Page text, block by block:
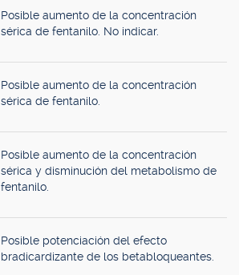
Posible aumento de la concentración
sérica de fentanilo. No indicar.
Posible aumento de la concentración
sérica de fentanilo.
Posible aumento de la concentración
sérica y disminución del metabolismo de
fentanilo.
Posible potenciación del efecto
bradicardizante de los betabloqueantes.